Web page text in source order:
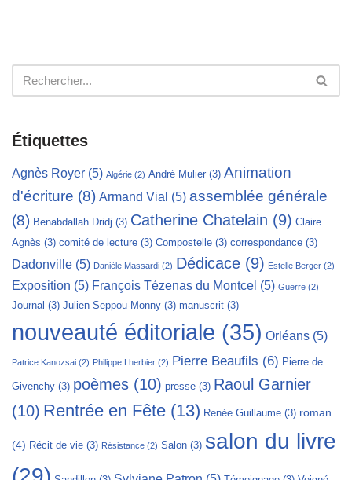
Étiquettes
Agnès Royer (5) Algérie (2) André Mulier (3) Animation
d'écriture (8) Armand Vial (5) assemblée générale
(8) Benabdallah Dridj (3) Catherine Chatelain (9) Claire
Agnès (3) comité de lecture (3) Compostelle (3) correspondance (3)
Dadonville (5) Danièle Massardi (2) Dédicace (9) Estelle Berger (2)
Exposition (5) François Tézenas du Montcel (5) Guerre (2)
Journal (3) Julien Seppou-Monny (3) manuscrit (3)
nouveauté éditoriale (35) Orléans (5)
Patrice Kanozsai (2) Philippe Lherbier (2) Pierre Beaufils (6) Pierre de
Givenchy (3) poèmes (10) presse (3) Raoul Garnier
(10) Rentrée en Fête (13) Renée Guillaume (3) roman
(4) Récit de vie (3) Résistance (2) Salon (3) salon du livre